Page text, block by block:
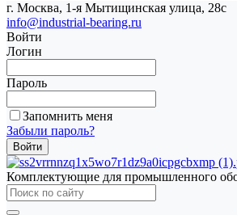
г. Москва, 1-я Мытищинская улица, 28с
info@industrial-bearing.ru
Войти
Логин
Пароль
Запомнить меня
Забыли пароль?
Комплектующие для промышленного